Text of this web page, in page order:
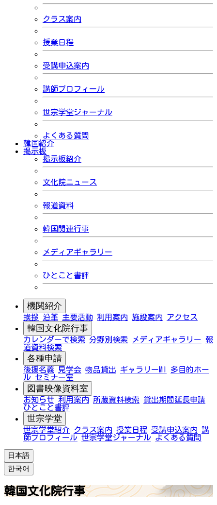
クラス案内
授業日程
受講申込案内
講師プロフィール
世宗学堂ジャーナル
よくある質問
韓国紹介
掲示板
掲示板紹介
文化院ニュース
報道資料
韓国関連行事
メディアギャラリー
ひとこと書評
機関紹介
挨拶 沿革 主要活動 利用案内 施設案内 アクセス
韓国文化院行事
カレンダーで検索 分野別検索 メディアギャラリー 報
道資料検索
各種申請
後援名義 見学会 物品貸出 ギャラリーMI
多目的ホー
ル セミナー室
図書映像資料室
お知らせ 利用案内 所蔵資料検索
貸出期間延長申請
ひとこと書評
世宗学堂
世宗学堂紹介 クラス案内 授業日程 受講申込案内 講
師プロフィール 世宗学堂ジャーナル よくある質問
日本語
한국어
韓国文化院行事